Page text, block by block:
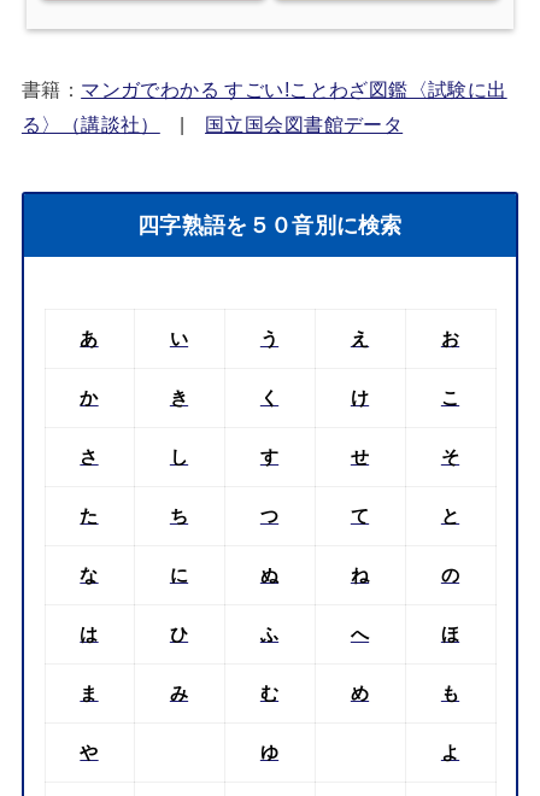
書籍： マンガでわかる すごい!ことわざ図鑑〈試験に出
る〉（講談社）
| 国立国会図書館データ
四字熟語を５０音別に検索
あ い う え お
か き く け こ
さ し す せ そ
た ち つ て と
な に ぬ ね の
は ひ ふ へ ほ
ま み む め も
や ゆ よ